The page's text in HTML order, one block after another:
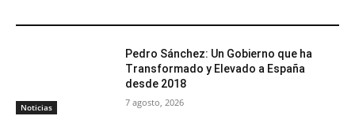
Noticias
Pedro Sánchez: Un Gobierno que ha
Transformado y Elevado a España
desde 2018
7 agosto, 2026